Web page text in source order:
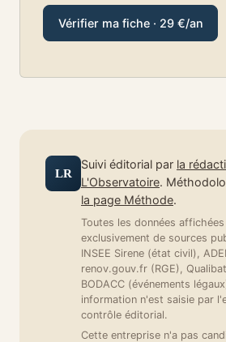
Vérifier ma fiche · 29 €/an
LR
Suivi éditorial par la
L'Observatoire.
la page Méthode.
Toutes les données
exclusivement de sources
INSEE Sirene (état civil),
renov.gouv.fr (RGE),
BODACC (événements
information n'est saisie par
contrôle éditorial.
Cette entreprise n'a pas